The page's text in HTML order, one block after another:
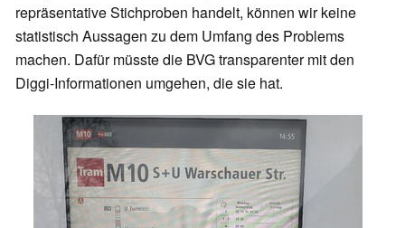
repräsentative Stichproben handelt, können wir keine
statistisch Aussagen zu dem Umfang des Problems
machen. Dafür müsste die BVG transparenter mit den
Diggi-Informationen umgehen, die sie hat.